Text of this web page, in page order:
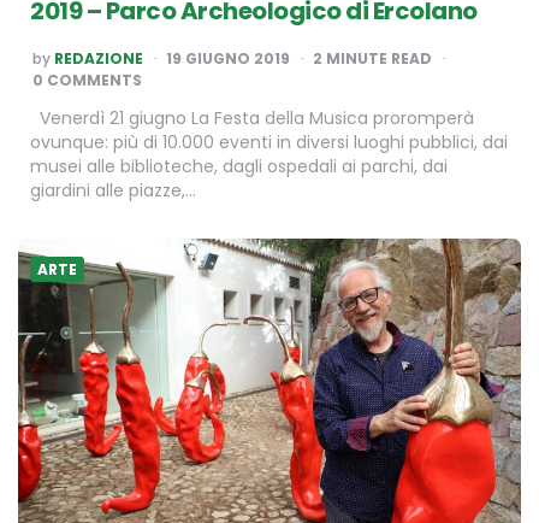
2019 – Parco Archeologico di Ercolano
POSTED
BY
by REDAZIONE 19 GIUGNO 2019 2 MINUTE READ
0 COMMENTS
Venerdì 21 giugno La Festa della Musica proromperà
ovunque: più di 10.000 eventi in diversi luoghi pubblici, dai
musei alle biblioteche, dagli ospedali ai parchi, dai
giardini alle piazze,…
ARTE